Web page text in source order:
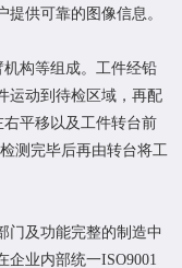
供可靠的图像信息。
构等组成。工件经铅
运动到待检区域，再配
平移以及工件转台前
测完毕后再由转台将工
及功能完整的制造中
业内部统一ISO9001